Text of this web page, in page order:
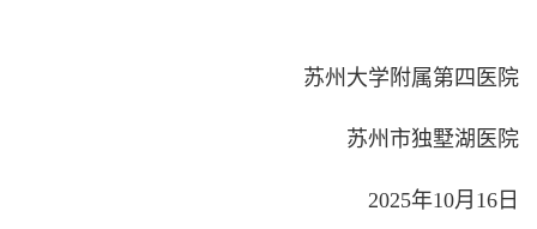
苏州大学附属第四医院
苏州市独墅湖医院
2025年10月 16 日